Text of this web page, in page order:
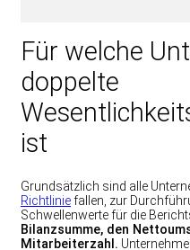
Für welche
doppelte
ist
Grundsätzlich sind alle
Richtliniefallen, zur
Schwellenwerte für die
Bilanzsumme, den
Mitarbeiterzahl.